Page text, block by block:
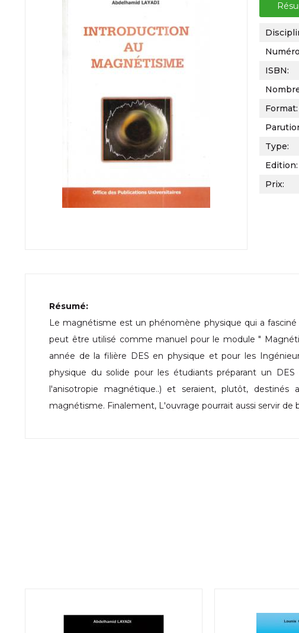
ISBN:
Format:
Type:
Edition:
Prix:
Résumé:
Le magnétisme est un phénomène physique qui a
peut être utilisé comme manuel pour le module "
année de la filière DES en physique et pour les
physique du solide pour les étudiants préparant un
l'anisotropie magnétique..) et seraient, plutôt,
magnétisme. Finalement, L'ouvrage pourrait aussi servir